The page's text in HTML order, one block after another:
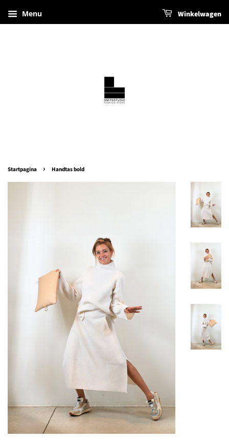
Menu Winkelwagen
Startpagina › Handtas bold